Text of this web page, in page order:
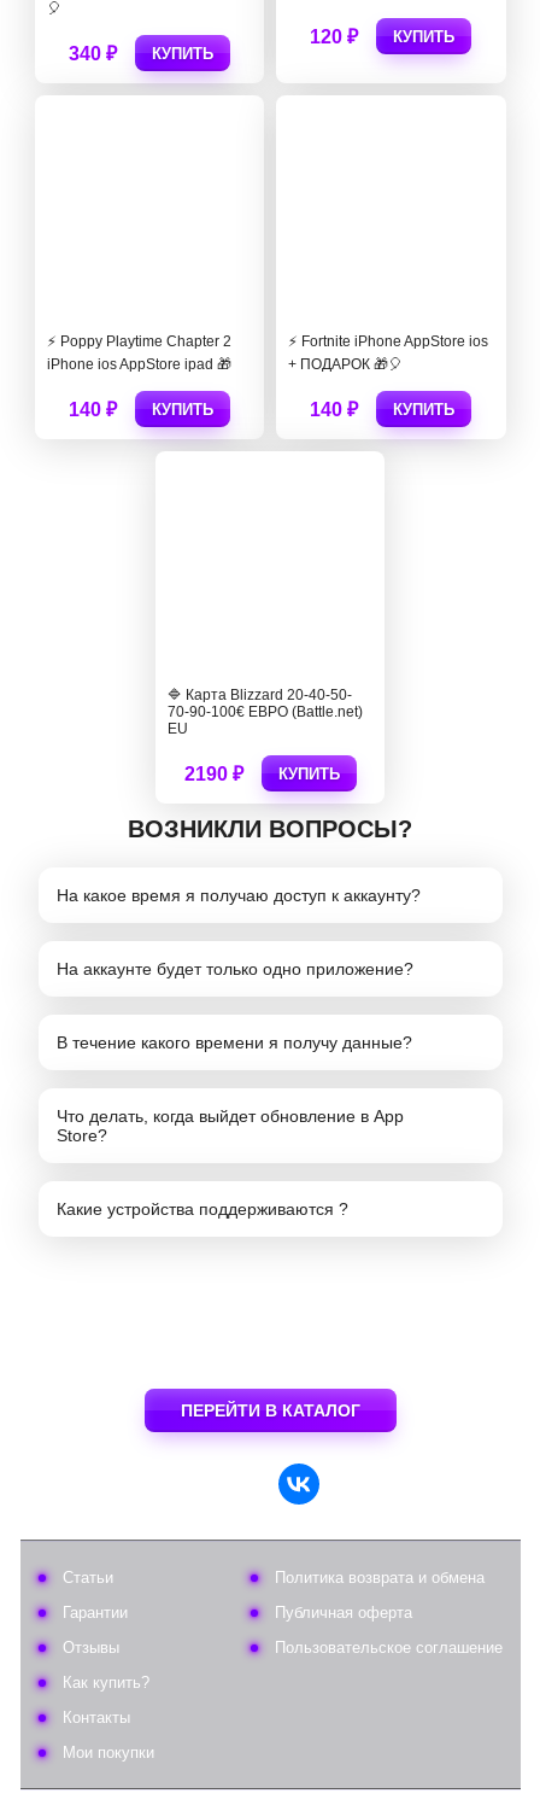
🎈
340 ₽ КУПИТЬ
120 ₽ КУПИТЬ
⚡️ Poppy Playtime Chapter 2
iPhone ios AppStore ipad 🎁
140 ₽ КУПИТЬ
⚡️ Fortnite iPhone AppStore ios
+ ПОДАРОК 🎁🎈
140 ₽ КУПИТЬ
🔷 Карта Blizzard 20-40-50-
70-90-100€ ЕВРО (Battle.net)
EU
2190 ₽ КУПИТЬ
ВОЗНИКЛИ ВОПРОСЫ?
На какое время я получаю доступ к аккаунту?
На аккаунте будет только одно приложение?
В течение какого времени я получу данные?
Что делать, когда выйдет обновление в App
Store?
Какие устройства поддерживаются ?
ПЕРЕЙТИ В КАТАЛОГ
Статьи
Гарантии
Отзывы
Как купить?
Контакты
Мои покупки
Политика возврата и обмена
Публичная оферта
Пользовательское соглашение